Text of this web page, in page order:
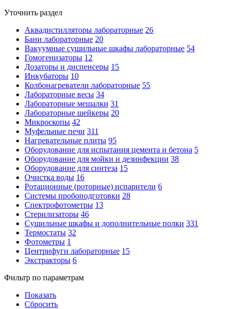
Уточнить раздел
Аквадистилляторы лабораторные 26
Бани лабораторные 20
Вакуумные сушильные шкафы лабораторные 54
Гомогенизаторы 12
Дозаторы и диспенсеры 15
Инкубаторы 10
Колбонагреватели лабораторные 55
Лабораторные весы 34
Лабораторные мешалки 31
Лабораторные шейкеры 20
Микроскопы 42
Муфельные печи 311
Нагревательные плиты 95
Оборудование для испытания цемента и бетона 5
Оборудование для мойки и дезинфекции 38
Оборудование для синтеза 15
Очистка воды 16
Ротационные (роторные) испарители 6
Системы пробоподготовки 28
Спектрофотометры 13
Стерилизаторы 46
Сушильные шкафы и дополнительные полки 331
Термостаты 32
Фотометры 1
Центрифуги лабораторные 15
Экстракторы 6
Фильтр по параметрам
Показать
Сбросить